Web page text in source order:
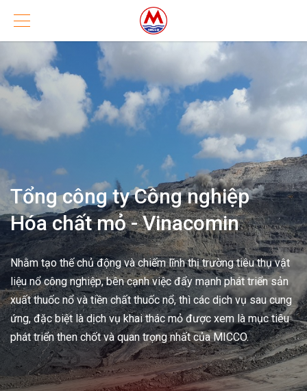
Tổng công ty Công nghiệp
Hóa chất mỏ - Vinacomin
Nhằm tạo thế chủ động và chiếm lĩnh thị trường tiêu thụ vật
liệu nổ công nghiệp, bên cạnh việc đẩy mạnh phát triển sản
xuất thuốc nổ và tiền chất thuốc nổ, thì các dịch vụ sau cung
ứng, đặc biệt là dịch vụ khai thác mỏ được xem là mục tiêu
phát triển then chốt và quan trọng nhất của MICCO.